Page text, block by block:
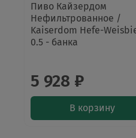
Пиво Кайзердом
Нефильтрованное /
Kaiserdom Hefe-
0.5 - банка
5 928 ₽
В корзину